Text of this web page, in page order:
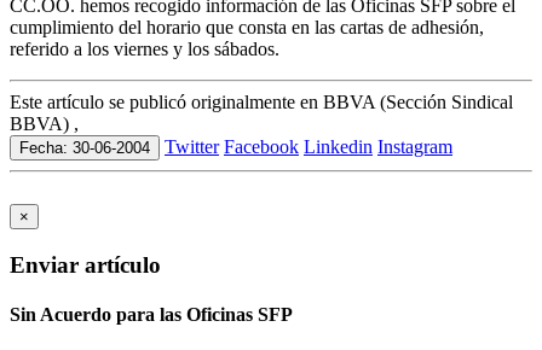
CC.OO. hemos recogido información de las Oficinas SFP sobre el
cumplimiento del horario que consta en las cartas de adhesión,
referido a los viernes y los sábados.
Este artículo se publicó originalmente en BBVA (Sección Sindical
BBVA) ,
Fecha: 30-06-2004 Twitter Facebook Linkedin Instagram
×
Enviar artículo
Sin Acuerdo para las Oficinas SFP